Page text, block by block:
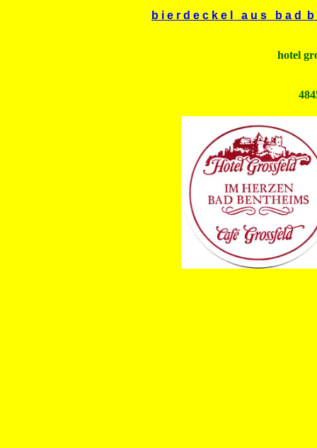
b i e r d e c k e l a u s b a d b
hotel